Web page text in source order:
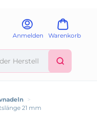
Anmelden Warenkorb
>
21 mm